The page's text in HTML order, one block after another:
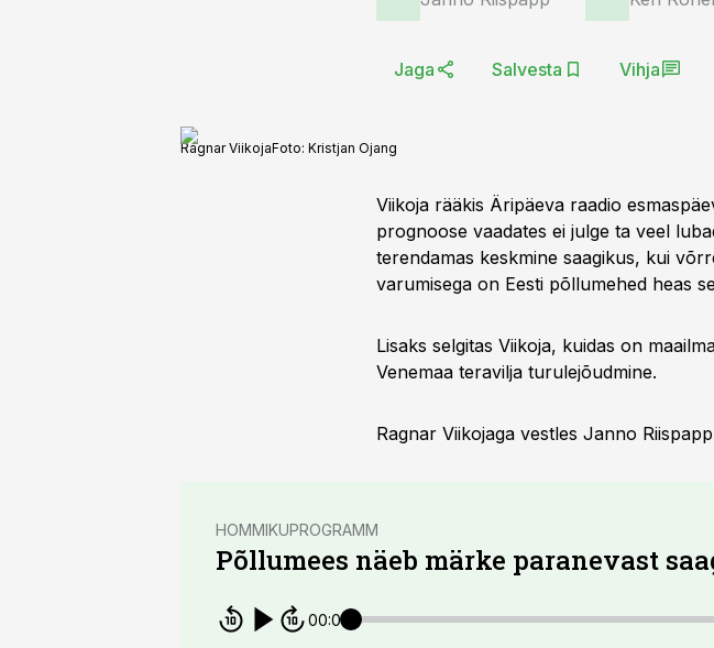
Jaga Salvesta Vihja
Ragnar ViikojaFoto: Kristjan Ojang
Viikoja rääkis Äripäeva raadio
prognoose vaadates ei julge ta veel
terendamas keskmine saagikus, kui
varumisega on Eesti põllumehed heas
Lisaks selgitas Viikoja, kuidas on
Venemaa teravilja turulejõudmine.
Ragnar Viikojaga vestles Janno
HOMMIKUPROGRAMM
Põllumees näeb märke paranevast
00:00